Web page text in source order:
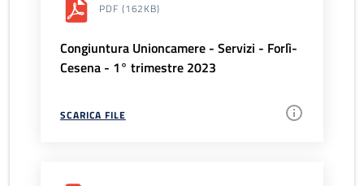
PDF (162KB)
Congiuntura Unioncamere - Servizi - Forlì-
Cesena - 1° trimestre 2023
SCARICA FILE